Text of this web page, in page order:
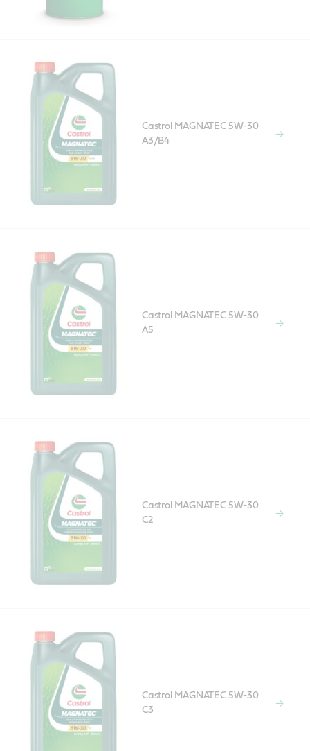
Castrol MAGNATEC 5W-30
A3/B4
Castrol MAGNATEC 5W-30
A5
Castrol MAGNATEC 5W-30
C2
Castrol MAGNATEC 5W-30
C3